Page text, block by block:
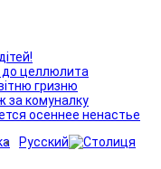
целлюлита
гризню
за комуналку
осеннее ненастье
Русский